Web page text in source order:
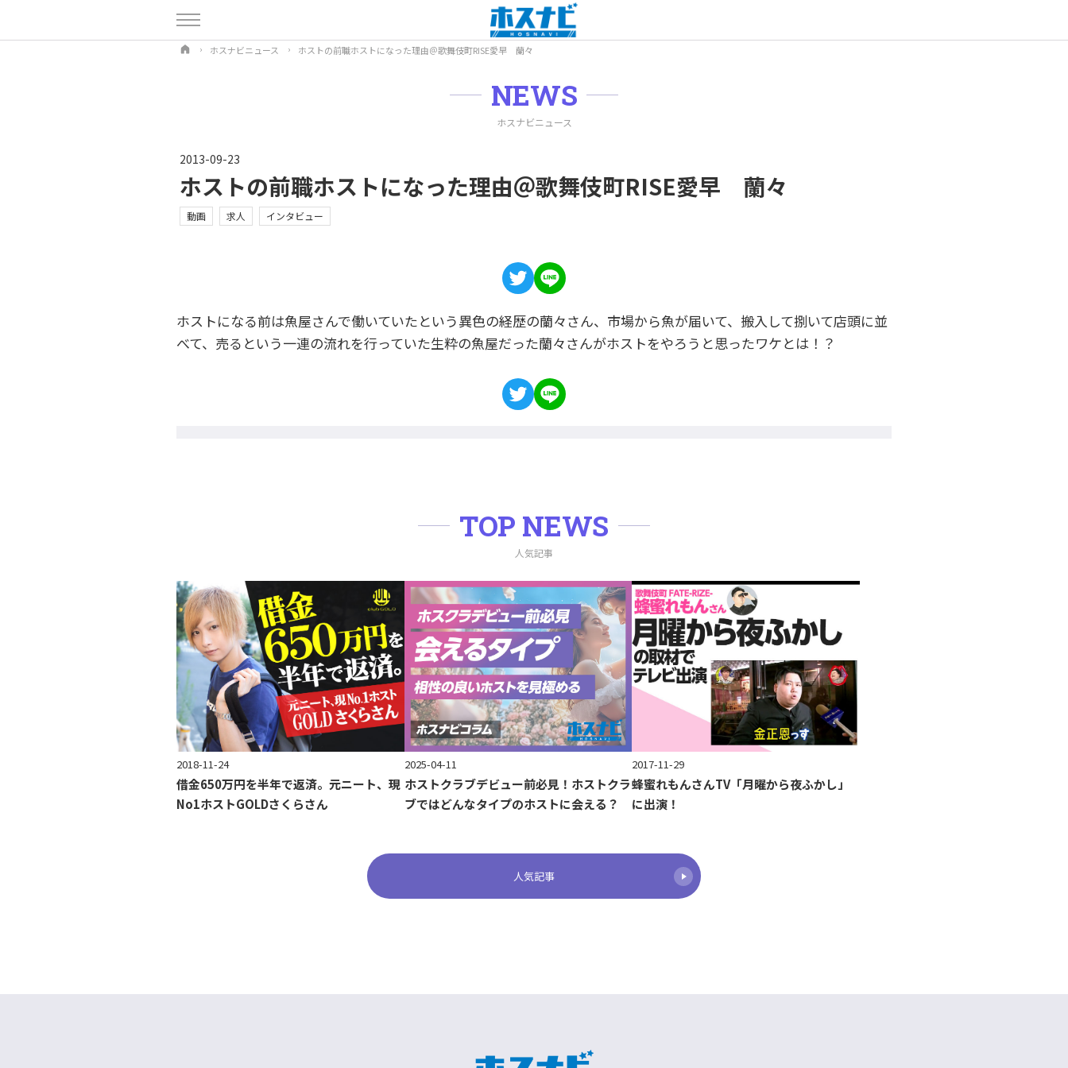
ホスナビニュース ホストの前職ホストになった理由＠歌舞伎町RISE愛早 蘭々
NEWS
ホスナビニュース
2013-09-23
ホストの前職ホストになった理由＠歌舞伎町RISE愛早 蘭々
動画 求人 インタビュー
ホストになる前は魚屋さんで働いていたという異色の経歴の蘭々さん、市場から魚が届いて、搬入して捌いて店頭に並
べて、売るという一連の流れを行っていた生粋の魚屋だった蘭々さんがホストをやろうと思ったワケとは！？
TOP NEWS
人気記事
2018-11-24
借金650万円を半年で返済。元ニート、現
No1ホストGOLDさくらさん
2025-04-11
ホストクラブデビュー前必見！ホストクラ
ブではどんなタイプのホストに会える？
2017-11-29
蜂蜜れもんさんTV「月曜から夜ふかし」
に出演！
人気記事